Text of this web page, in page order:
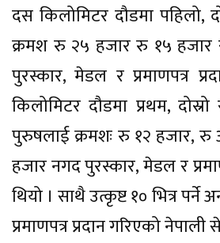
दस किलोमिटर दौडमा पहिलो,
क्रमश रु २५ हजार रु १५
पुरस्कार, मेडल र प्रमाणपत्र
किलोमिटर दौडमा प्रथम,
पुरुषलाई क्रमशः रु १२ हजार,
हजार नगद पुरस्कार, मेडल र
थियो । साथै उत्कृष्ट १० भित्र पर्ने
प्रमाणपत्र प्रदान गरिएको